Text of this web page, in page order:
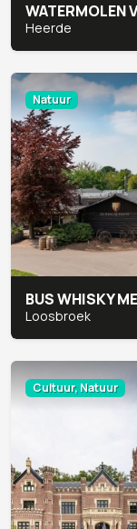
Heerde
Natuur
Loosbroek
Cultuur, Natuur